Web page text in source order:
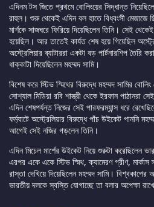
এদিনম টস জিতে প্রথমে বোলিংয়ের সিদ্ধান্ত
রাহুল। শুরু থেকেই এদিন বল হাতে বিধ্বংসী মেজাজে
মার্শকে সাজঘরে ফিরিয়ে দিয়েছিলেন তিনি। সেই
হয়েছিল। আর তাতেই কার্যত শেষ হয়ে গিয়েছিল
অস্ট্রেলিয়ার ব্যাটাররা একটা বড় পার্টনারশিপ তৈরি
ধাক্কাটা দিয়েছিলেন মহম্মদ সামি।
বিশেষ করে স্টিভ স্মিথের বিরুদ্ধে মহম্মদ সামির
সোশ্যাল মিডিয়া রবি শাস্ত্রী থেকে ইরফান পাঠানরা
এদিন শেষপর্যন্ত নিজের সেই পারফরম্যান্স ধরে
ফর্ম্যাটে অস্ট্রেলিয়ার বিরুদ্ধে পাঁচ উইকেট পাননি
আগেই সেই নজির গড়লেন তিনি।
এদিন মিচেল মার্শের উইকেট নিয়ে শুরুটা করেছিলেন
এরপর একে একে স্টিভ স্মিথ, ক্যামেরণ গ্রীণ, মার্কাস
রাস্তা দেখিয়ে দিয়েছিলেন মহম্মদ সামি।
ভারতীয় দলকে স্বস্তি যোগাচ্ছে তা বলার অপেক্ষা